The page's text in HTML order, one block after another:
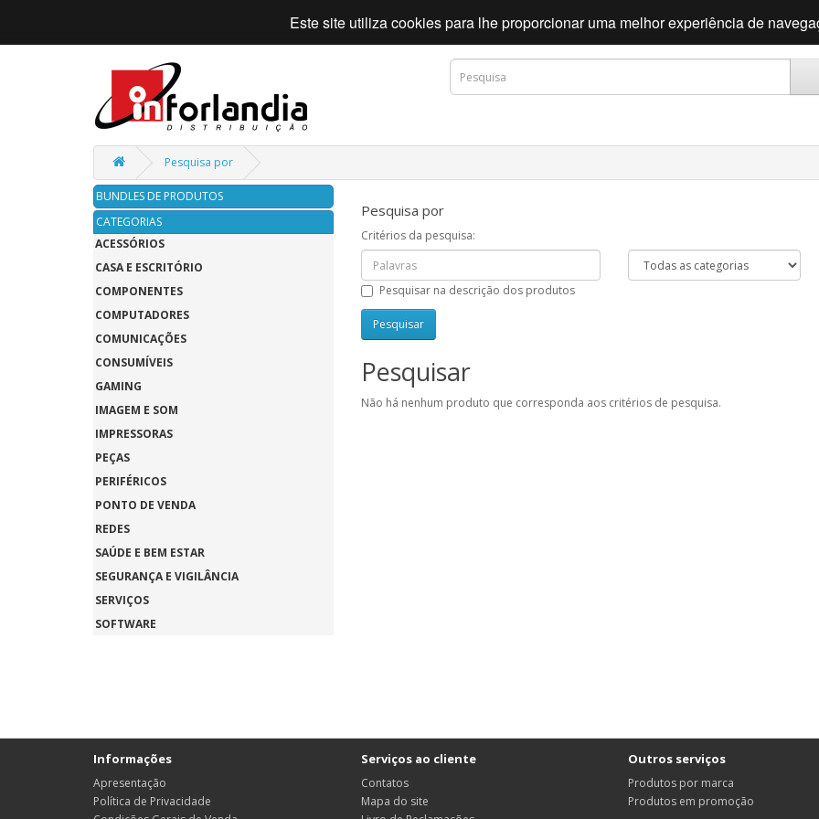
Pesquisa por
BUNDLES DE PRODUTOS
CATEGORIAS
ACESSÓRIOS
CASA E ESCRITÓRIO
COMPONENTES
COMPUTADORES
COMUNICAÇÕES
CONSUMÍVEIS
GAMING
IMAGEM E SOM
IMPRESSORAS
PEÇAS
PERIFÉRICOS
PONTO DE VENDA
REDES
SAÚDE E BEM ESTAR
SEGURANÇA E VIGILÂNCIA
SERVIÇOS
SOFTWARE
Pesquisa por
Critérios da pesquisa:
Pesquisar na descrição dos produtos
Pesquisar
Não há nenhum produto que corresponda aos critérios de pesquisa.
Informações
Apresentação
Política de Privacidade
Serviços ao cliente
Contatos
Mapa do site
Outros serviços
Produtos por marca
Produtos em promoção
Este site utiliza cookies para lhe proporcionar uma melhor experiência de